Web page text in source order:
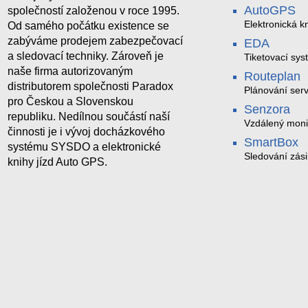
společností založenou v roce 1995.
Od samého počátku existence se
zabýváme prodejem zabezpečovací
a sledovací techniky. Zároveň je
naše firma autorizovaným
distributorem společnosti Paradox
pro Českou a Slovenskou
republiku. Nedílnou součástí naší
činnosti je i vývoj docházkového
systému SYSDO a elektronické
knihy jízd Auto GPS.
AutoGPS
Elektronická
EDA
Tiketovací
Routeplan
Plánování
Senzora
Vzdálený
SmartBox
Sledování